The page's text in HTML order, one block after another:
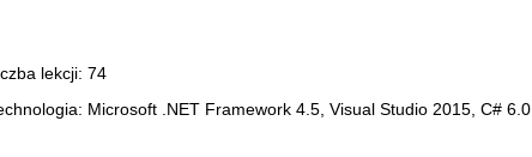
lekcji: 74
Microsoft .NET Framework 4.5, Visual Studio 2015, C# 6.0